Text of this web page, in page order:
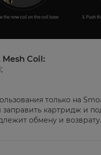
Coil:
;
только на
картридж и
обмену и возврату.